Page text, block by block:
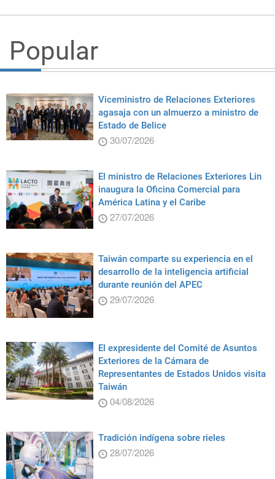
Popular
Viceministro de Relaciones Exteriores
agasaja con un almuerzo a ministro de
Estado de Belice
30/07/2026
El ministro de Relaciones Exteriores Lin
inaugura la Oficina Comercial para
América Latina y el Caribe
27/07/2026
Taiwán comparte su experiencia en el
desarrollo de la inteligencia artificial
durante reunión del APEC
29/07/2026
El expresidente del Comité de Asuntos
Exteriores de la Cámara de
Representantes de Estados Unidos visita
Taiwán
04/08/2026
Tradición indígena sobre rieles
28/07/2026